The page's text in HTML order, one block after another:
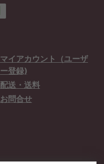
マイアカウント（ユーザ
ー登録)
配送・送料
お問合せ